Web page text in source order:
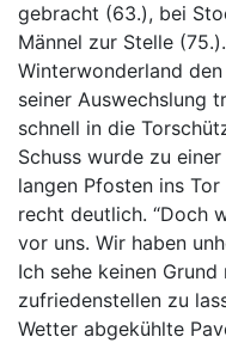
gebracht (63.), bei
Männel zur Stelle
Winterwonderland
seiner Auswechslung
schnell in die
Schuss wurde zu
langen Pfosten ins
recht deutlich. “Doch
vor uns. Wir haben
Ich sehe keinen
zufriedenstellen zu
Wetter abgekühlte